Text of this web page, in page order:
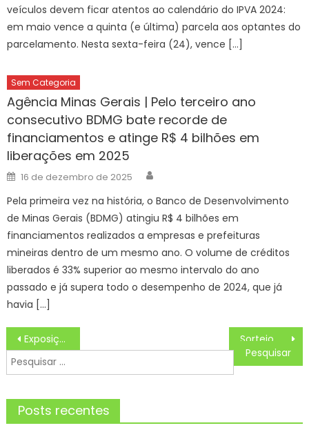
veículos devem ficar atentos ao calendário do IPVA 2024:
em maio vence a quinta (e última) parcela aos optantes do
parcelamento. Nesta sexta-feira (24), vence […]
Sem Categoria
Agência Minas Gerais | Pelo terceiro ano
consecutivo BDMG bate recorde de
financiamentos e atinge R$ 4 bilhões em
liberações em 2025
Posted
on
16 de dezembro de 2025
Pela primeira vez na história, o Banco de Desenvolvimento
de Minas Gerais (BDMG) atingiu R$ 4 bilhões em
financiamentos realizados a empresas e prefeituras
mineiras dentro de um mesmo ano. O volume de créditos
liberados é 33% superior ao mesmo intervalo do ano
passado e já supera todo o desempenho de 2024, que já
havia […]
Navegação
de
Post
Exposição na Biblioteca Municipal de Sorocaba homenageia radialista e jornalista Zé Desidério – Agência de Notícias
Pesquisar
por:
Posts recentes